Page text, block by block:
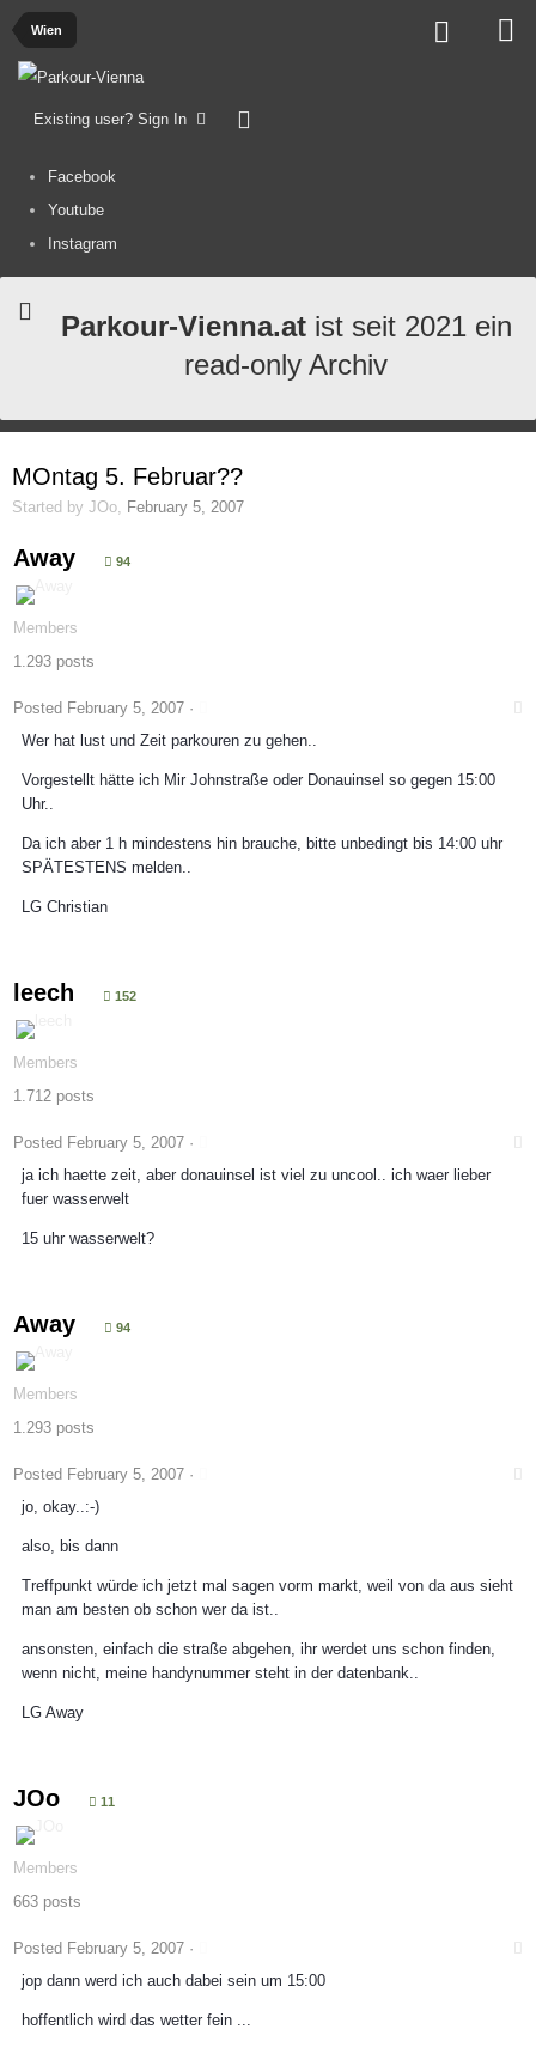
Wien
Existing user? Sign In
Facebook
Youtube
Instagram
Parkour-Vienna.atist seit 2021 ein
read-only Archiv
MOntag 5. Februar??
Started by JOo February 5, 2007
Away 94
Members
1.293 posts
Posted February 5, 2007 ·
Wer hat lust und Zeit parkouren zu gehen..
Vorgestellt hätte ich Mir Johnstraße oder Donauinsel so gegen 15:00
Uhr..
Da ich aber 1 h mindestens hin brauche, bitte unbedingt bis 14:00 uhr
SPÄTESTENS melden..
LG Christian
leech 152
Members
1.712 posts
Posted February 5, 2007 ·
ja ich haette zeit, aber donauinsel ist viel zu uncool.. ich waer lieber
fuer wasserwelt
15 uhr wasserwelt?
Away 94
Members
1.293 posts
Posted February 5, 2007 ·
jo, okay..:-)
also, bis dann
Treffpunkt würde ich jetzt mal sagen vorm markt, weil von da aus sieht
man am besten ob schon wer da ist..
ansonsten, einfach die straße abgehen, ihr werdet uns schon finden,
wenn nicht, meine handynummer steht in der datenbank..
LG Away
JOo 11
Members
663 posts
Posted February 5, 2007 ·
jop dann werd ich auch dabei sein um 15:00
hoffentlich wird das wetter fein ...